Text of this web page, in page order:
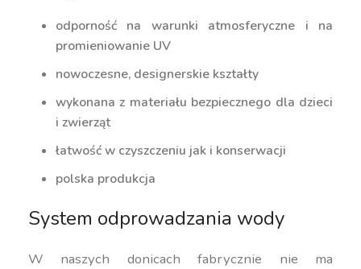
odporność na warunki atmosferyczne i na
promieniowanie UV
nowoczesne, designerskie kształty
wykonana z materiału bezpiecznego dla dzieci
i zwierząt
łatwość w czyszczeniu jak i konserwacji
polska produkcja
System odprowadzania wody
W naszych donicach fabrycznie nie ma